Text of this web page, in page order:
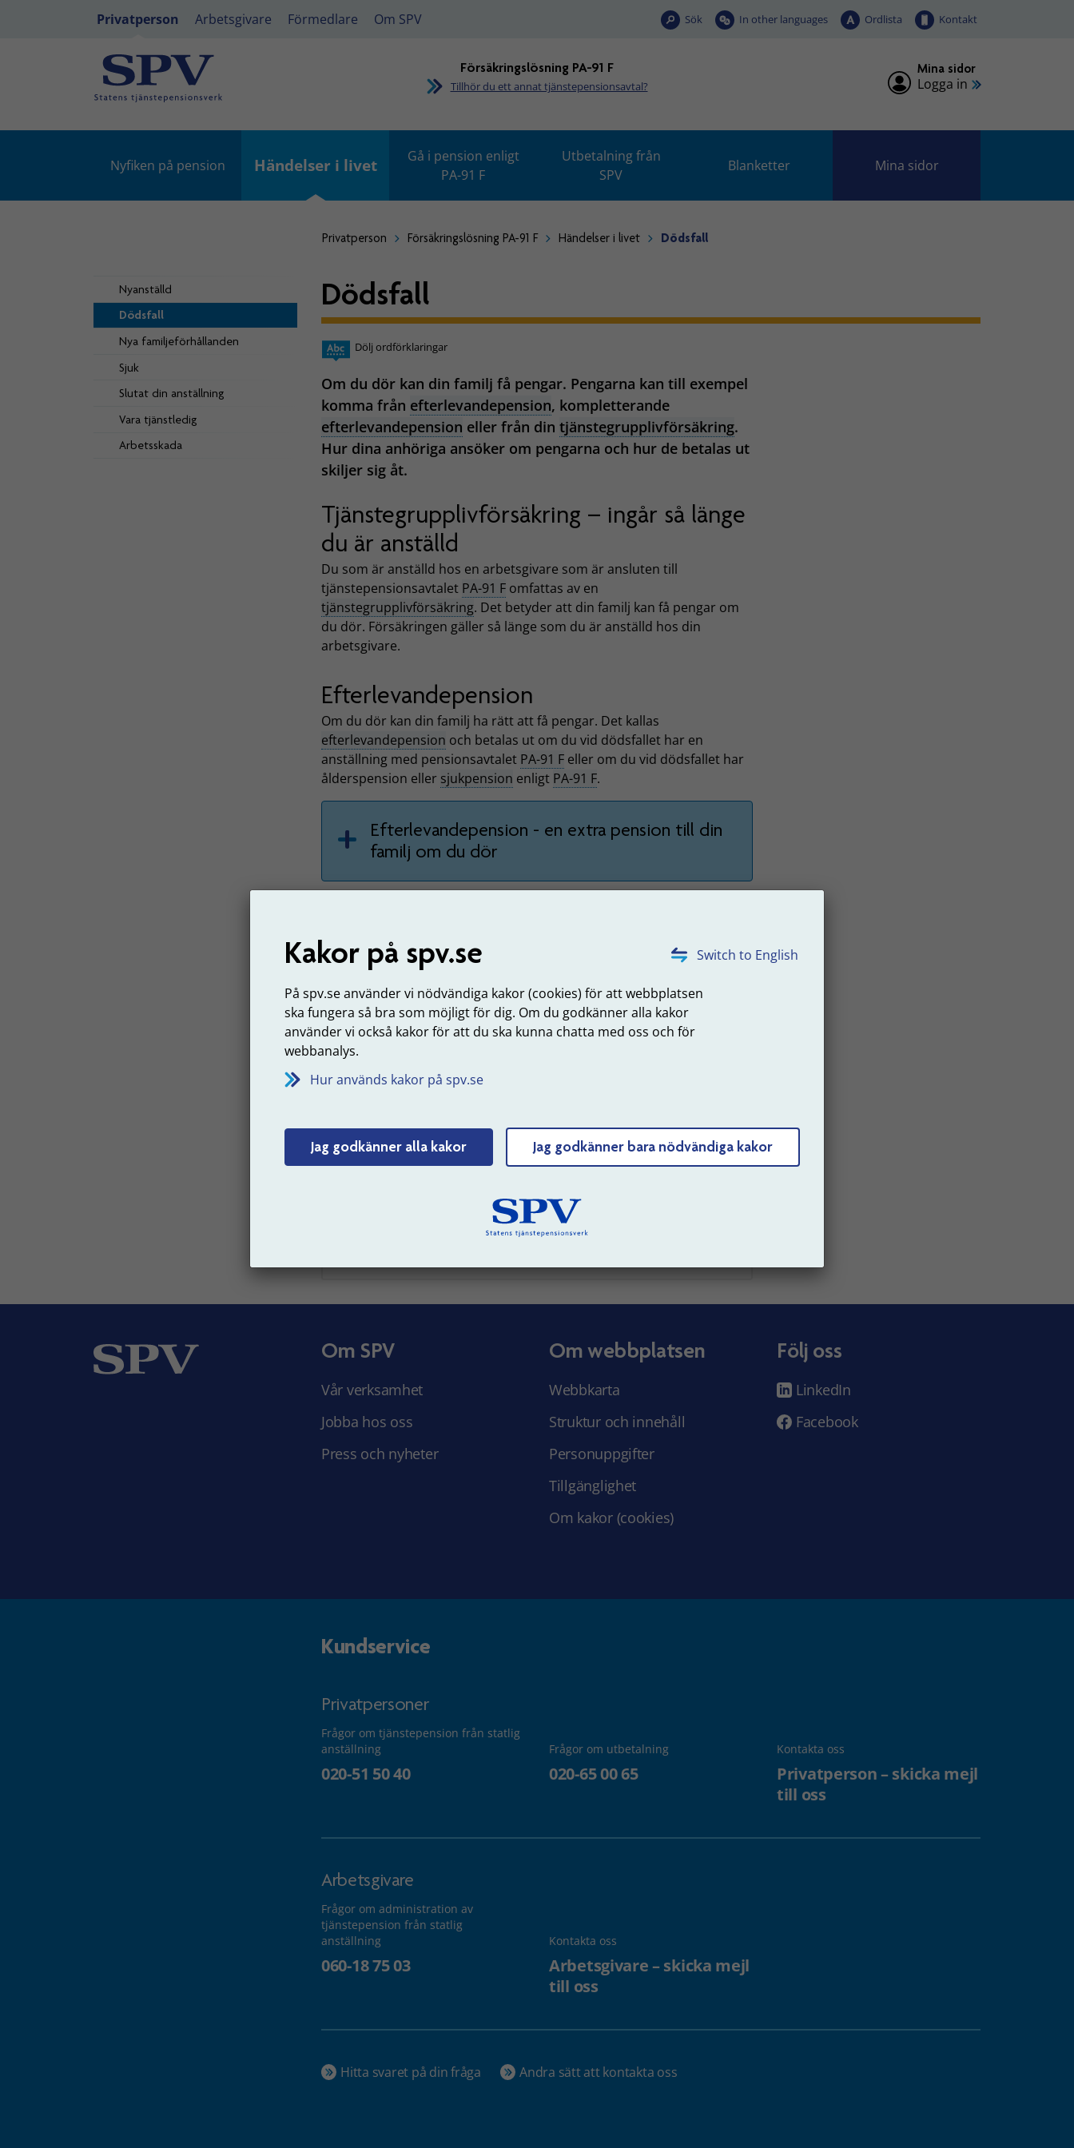
Switch to English
Kakor på spv.se
På spv.se använder vi nödvändiga kakor (cookies) för att webbplatsen
ska fungera så bra som möjligt för dig. Om du godkänner alla kakor
använder vi också kakor för att du ska kunna chatta med oss och för
webbanalys.
Hur används kakor på spv.se
Jag godkänner alla kakor Jag godkänner bara nödvändiga kakor
Privatperson Arbetsgivare Förmedlare Om SPV Sök In other languages Ordlista Kontakt
Försäkringslösning PA-91 F
Tillhör du ett annat tjänstepensionsavtal?
Mina sidor
Logga in
Nyfiken på pension Händelser i livet
Gå i pension enligt
PA-91 F
Utbetalning från
SPV
Blanketter Mina sidor
Privatperson Försäkringslösning PA-91 F Händelser i livet Dödsfall
Nyanställd
Dödsfall
Nya familjeförhållanden
Sjuk
Slutat din anställning
Vara tjänstledig
Arbetsskada
Dödsfall
Dölj ordförklaringar
Om du dör kan din familj få pengar. Pengarna kan till exempel
komma från efterlevandepension, kompletterande
efterlevandepension eller från din tjänstegrupplivförsäkring.
Hur dina anhöriga ansöker om pengarna och hur de betalas ut
skiljer sig åt.
Tjänstegrupplivförsäkring – ingår så länge
du är anställd
Du som är anställd hos en arbetsgivare som är ansluten till
tjänstepensionsavtalet PA-91 F omfattas av en
tjänstegrupplivförsäkring. Det betyder att din familj kan få pengar om
du dör. Försäkringen gäller så länge som du är anställd hos din
arbetsgivare.
Efterlevandepension
Om du dör kan din familj ha rätt att få pengar. Det kallas
efterlevandepension och betalas ut om du vid dödsfallet har en
anställning med pensionsavtalet PA-91 F eller om du vid dödsfallet har
ålderspension eller sjukpension enligt PA-91 F.
Efterlevandepension - en extra pension till din
familj om du dör
om du har ett högt pensionsunderlag
Dina efterlevande kan söka ekonomiskt stöd om
de lever under svåra ekonomiska förhållanden
lever under svåra ekonomiska förhållanden kan de ansöka om
Hur dina efterlevande ansöker om ekonomiskt stöd
Om SPV
Vår verksamhet
Jobba hos oss
Press och nyheter
Om webbplatsen
Webbkarta
Struktur och innehåll
Personuppgifter
Tillgänglighet
Om kakor (cookies)
Följ oss
LinkedIn
Facebook
Kundservice
Privatpersoner
Frågor om tjänstepension från statlig
anställning
020-51 50 40
Frågor om utbetalning
020-65 00 65
Kontakta oss
Privatperson – skicka mejl
till oss
Arbetsgivare
Frågor om administration av
tjänstepension från statlig
anställning
060-18 75 03
Kontakta oss
Arbetsgivare – skicka mejl
till oss
Hitta svaret på din fråga Andra sätt att kontakta oss